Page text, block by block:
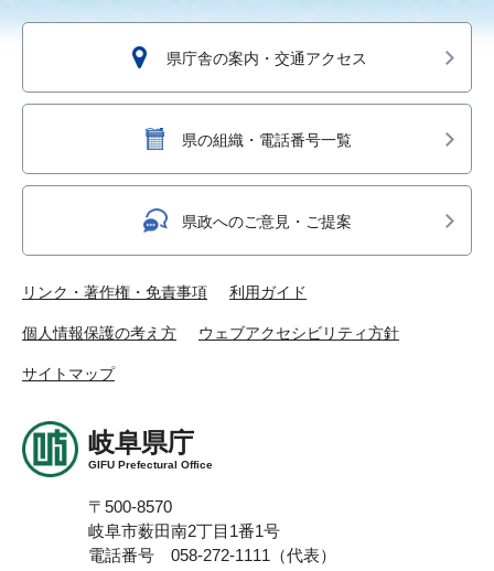
県庁舎の案内・交通アクセス
県の組織・電話番号一覧
県政へのご意見・ご提案
リンク・著作権・免責事項 利用ガイド
個人情報保護の考え方 ウェブアクセシビリティ方針
サイトマップ
岐阜県庁
GIFU Prefectural Office
〒500-8570
岐阜市薮田南2丁目1番1号
電話番号 058-272-1111（代表）